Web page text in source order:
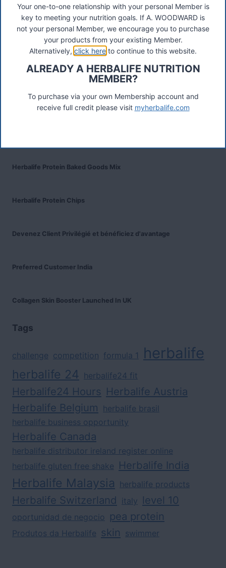
These materials were prepared by a Herbalife Independent
Distributor, Select Marketing, 68 Swan Walk, Shepperton,
TW17 8LY. Contact A Woodward.
Connect
Herbalife Protein Baked Goods Mix
Herbalife Protein Chips
Devenez Client Privilégié et bénéficiez d'avantage
Preferred Customer India
Collagen Skin Booster Launched In UK
Tags
challenge competition formula 1 herbalife
herbalife 24 herbalife24 fit
Herbalife24 Hours Herbalife Austria
Herbalife Belgium herbalife brasil
herbalife business opportunity
Herbalife Canada
herbalife distributor ireland register online
herbalife gluten free shake Herbalife India
Herbalife Malaysia herbalife products
Herbalife Switzerland italy level 10
oportunidad de negocio pea protein
Produtos da Herbalife skin swimmer
Your one-to-one relationship with your personal Member is
key to meeting your nutrition goals. If A. WOODWARD is
not your personal Member, we encourage you to purchase
your products from your existing Member.
Alternatively, click here to continue to this website.
ALREADY A HERBALIFE NUTRITION
MEMBER?
To purchase via your own Membership account and
receive full credit please visit myherbalife.com